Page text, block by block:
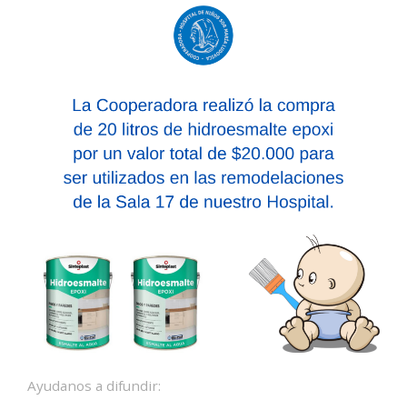
Ayudanos a difundir: